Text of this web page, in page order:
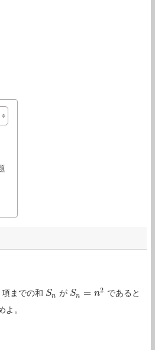
項までの和 Sn
Sn が Sn = n2
Sn =n2
であると
よ。